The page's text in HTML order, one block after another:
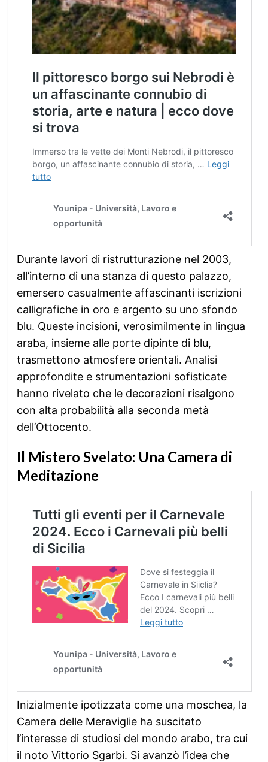
Durante lavori di ristrutturazione nel 2003,
all’interno di una stanza di questo palazzo,
emersero casualmente affascinanti iscrizioni
calligrafiche in oro e argento su uno sfondo
blu. Queste incisioni, verosimilmente in lingua
araba, insieme alle porte dipinte di blu,
trasmettono atmosfere orientali. Analisi
approfondite e strumentazioni sofisticate
hanno rivelato che le decorazioni risalgono
con alta probabilità alla seconda metà
dell’Ottocento.
Il Mistero Svelato: Una Camera di
Meditazione
Inizialmente ipotizzata come una moschea, la
Camera delle Meraviglie ha suscitato
l’interesse di studiosi del mondo arabo, tra cui
il noto Vittorio Sgarbi. Si avanzò l’idea che